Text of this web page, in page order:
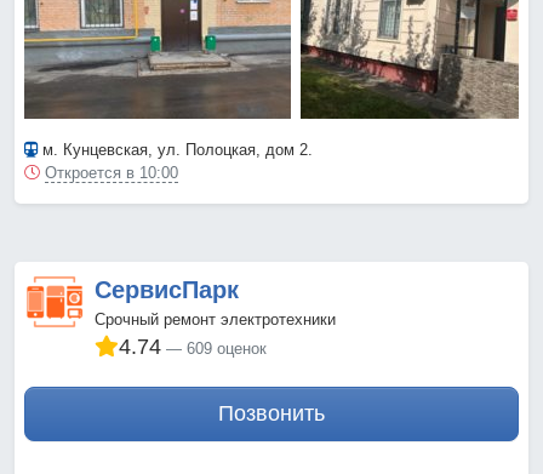
м. Кунцевская, ул. Полоцкая, дом 2.
Откроется в 10:00
СервисПарк
Срочный ремонт электротехники
4.74 609 оценок
Позвонить